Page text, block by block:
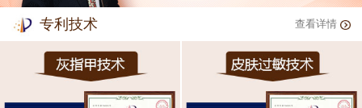
专利技术 查看详情